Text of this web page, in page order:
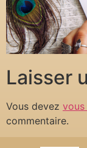
Laisser
Vous devez
commentaire.